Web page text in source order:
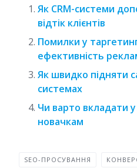
Як CRM-системи
відтік клієнтів
Помилки у
ефективність
Як швидко підняти
системах
Чи варто вкладати
новачкам
SEO-ПРОСУВАННЯ